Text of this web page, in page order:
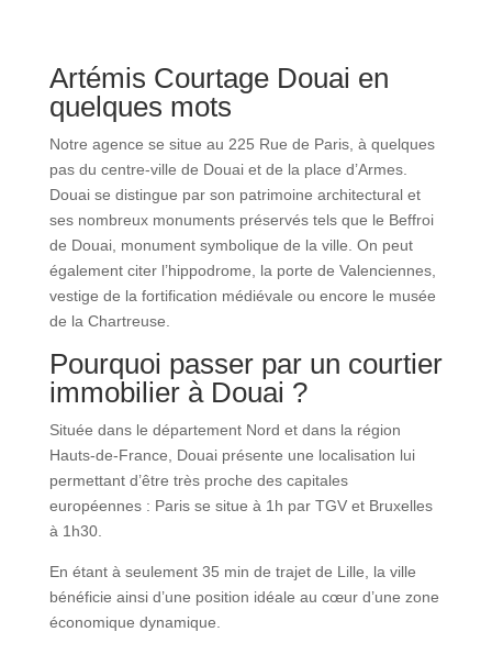
Artémis Courtage Douai en
quelques mots
Notre agence se situe au 225 Rue de Paris, à quelques
pas du centre-ville de Douai et de la place d’Armes.
Douai se distingue par son patrimoine architectural et
ses nombreux monuments préservés tels que le Beffroi
de Douai, monument symbolique de la ville. On peut
également citer l’hippodrome, la porte de Valenciennes,
vestige de la fortification médiévale ou encore le musée
de la Chartreuse.
Pourquoi passer par un courtier
immobilier à Douai ?
Située dans le département Nord et dans la région
Hauts-de-France, Douai présente une localisation lui
permettant d’être très proche des capitales
européennes : Paris se situe à 1h par TGV et Bruxelles
à 1h30.
En étant à seulement 35 min de trajet de Lille, la ville
bénéficie ainsi d’une position idéale au cœur d’une zone
économique dynamique.